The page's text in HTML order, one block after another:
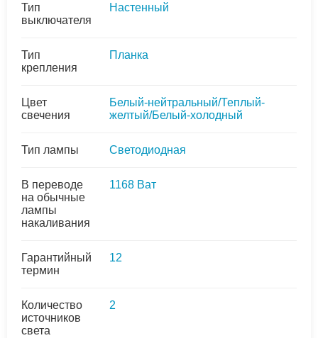
Тип
выключателя
Настенный
Тип
крепления
Планка
Цвет
свечения
Белый-нейтральный/Теплый-
желтый/Белый-холодный
Тип лампы Светодиодная
В переводе
на обычные
лампы
накаливания
1168 Ват
Гарантийный
термин
12
Количество
источников
света
2